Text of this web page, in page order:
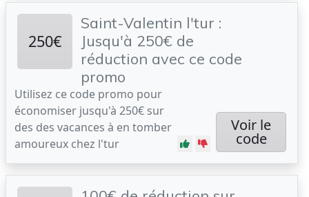
250€
Saint-Valentin l'tur :
Jusqu'à 250€ de
réduction avec ce code
promo
Utilisez ce code promo pour
économiser jusqu'à 250€ sur
des des vacances à en tomber
amoureux chez l'tur
Voir le
code